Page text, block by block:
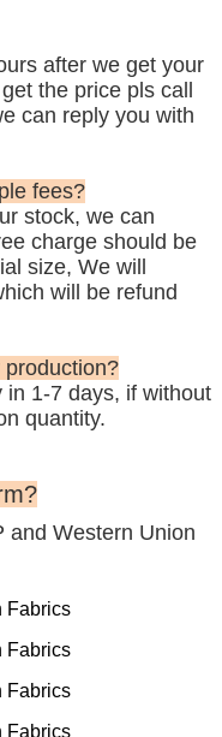
after we get your
the price pls call
can reply you with
fees?
stock, we can
charge should be
size, We will
will be refund
production?
1-7 days, if without
quantity.
and Western Union